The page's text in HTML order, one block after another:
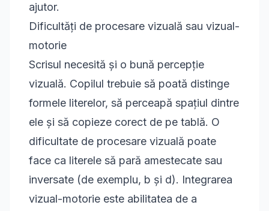
ajutor.
Dificultăți de procesare vizuală sau vizual-
motorie
Scrisul necesită și o bună percepție
vizuală. Copilul trebuie să poată distinge
formele literelor, să perceapă spațiul dintre
ele și să copieze corect de pe tablă. O
dificultate de procesare vizuală poate
face ca literele să pară amestecate sau
inversate (de exemplu, b și d). Integrarea
vizual-motorie este abilitatea de a